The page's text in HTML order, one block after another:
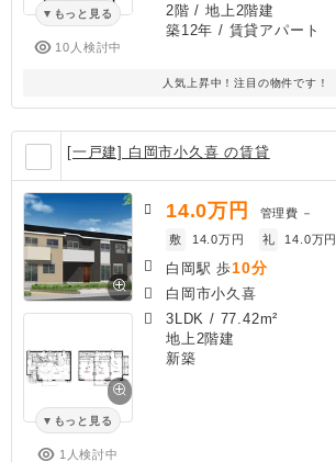
もっと見る
10人検討中
2階 / 地上2階建
築12年 / 賃貸アパート
人気上昇中！注目の物件です！
[一戸建] 白岡市小久喜 の賃貸
もっと見る
1人検討中
14.0万円 管理費 －
敷
14.0万円 礼 14.0万円
白岡駅 歩10分
白岡市小久喜
3LDK / 77.42m²
地上2階建
新築